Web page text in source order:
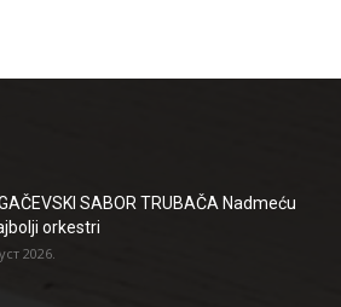
SABOR TRUBAČA Nadmeću
orkestri
2026.